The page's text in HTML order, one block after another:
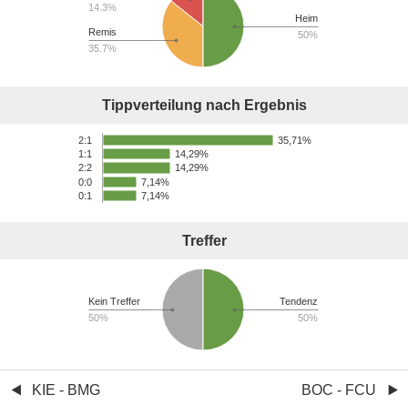
Heim
50%
Remis
35.7%
14.3%
Tippverteilung nach Ergebnis
2:1
1:1
2:2
0:0
0:1
35,71%
14,29%
14,29%
7,14%
7,14%
Treffer
Tendenz
50%
Kein Treffer
50%
KIE - BMG BOC - FCU